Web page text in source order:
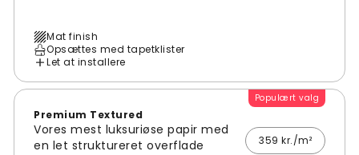
Mat finish
Opsættes med tapetklister
Let at installere
Populært valg
Premium Textured
Vores mest luksuriøse papir med
en let struktureret overflade
359 kr./m²